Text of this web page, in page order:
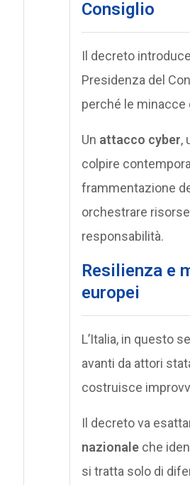
Consiglio
Il decreto
Presidenza del
perché le
Un attacco cyber,
colpire
frammentazione
orchestrare
responsabilità.
Resilienza e
europei
L’Italia, in questo
avanti da attori
costruisce
Il decreto va
nazionaleche
si tratta solo di